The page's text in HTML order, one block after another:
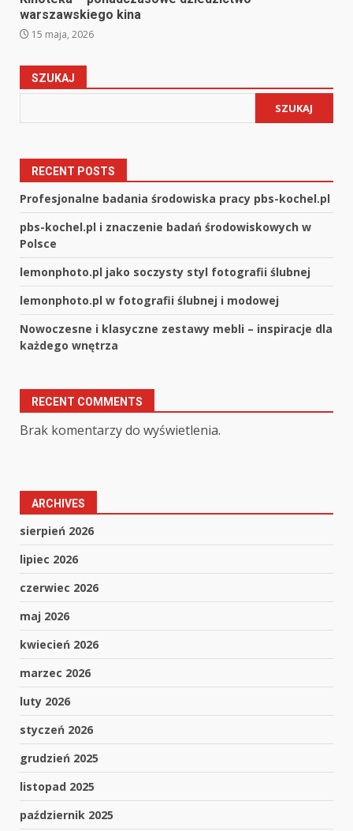
warszawskiego kina
15 maja, 2026
SZUKAJ
SZUKAJ
RECENT POSTS
Profesjonalne badania środowiska pracy pbs-kochel.pl
pbs-kochel.pl i znaczenie badań środowiskowych w
Polsce
lemonphoto.pl jako soczysty styl fotografii ślubnej
lemonphoto.pl w fotografii ślubnej i modowej
Nowoczesne i klasyczne zestawy mebli – inspiracje dla
każdego wnętrza
RECENT COMMENTS
Brak komentarzy do wyświetlenia.
ARCHIVES
sierpień 2026
lipiec 2026
czerwiec 2026
maj 2026
kwiecień 2026
marzec 2026
luty 2026
styczeń 2026
grudzień 2025
listopad 2025
październik 2025